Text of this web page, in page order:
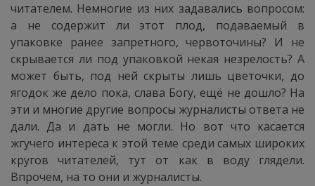
читателем. Немногие из них задавались вопросом:
а не содержит ли этот плод, подаваемый в
упаковке ранее запретного, червоточины? И не
скрывается ли под упаковкой некая незрелость? А
может быть, под ней скрыты лишь цветочки, до
ягодок же дело пока, слава Богу, ещё не дошло? На
эти и многие другие вопросы журналисты ответа не
дали. Да и дать не могли. Но вот что касается
жгучего интереса к этой теме среди самых широких
кругов читателей, тут от как в воду глядели.
Впрочем, на то они и журналисты.